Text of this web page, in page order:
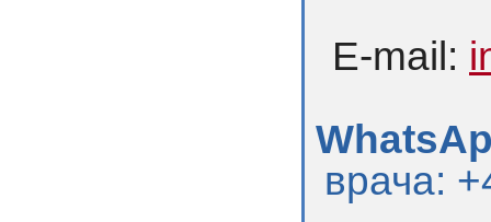
E-mail:
врача: